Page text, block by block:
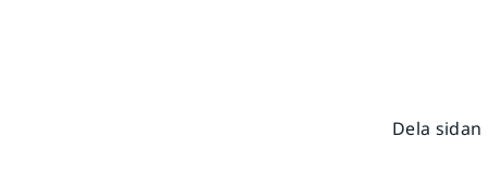
Dela sidan